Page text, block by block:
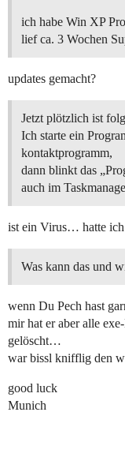
ich habe Win XP
lief ca. 3 Wochen
updates gemacht?
Jetzt plötzlich ist
Ich starte ein
kontaktprogramm,
dann blinkt das
auch im
ist ein Virus… hatte
Was kann das und
wenn Du Pech hast
mir hat er aber alle
gelöscht…
war bissl knifflig den
good luck
Munich